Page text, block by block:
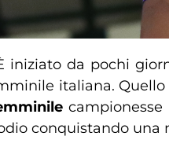
iniziato da pochi
italiana.
conquistando una